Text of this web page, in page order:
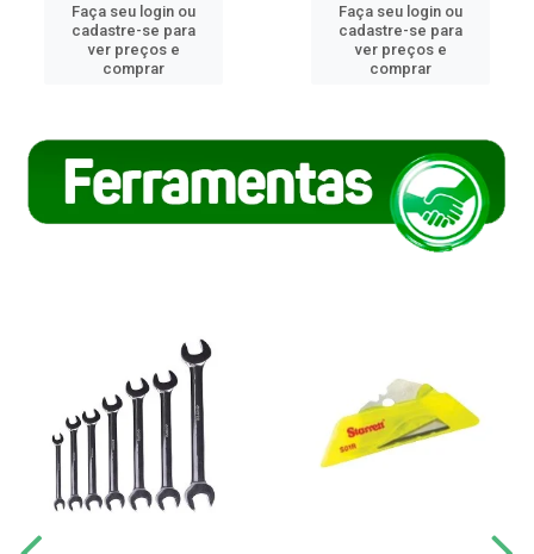
Faça seu login ou
cadastre-se para
ver preços e
comprar
Faça seu login ou
cadastre-se para
ver preços e
comprar